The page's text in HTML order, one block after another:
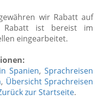
wir Rabatt auf
Rabatt ist bereist im
eingearbeitet.
Spanien, Sprachreisen
, Übersicht Sprachreisen
zur Startseite.